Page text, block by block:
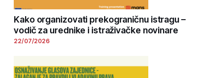
Kako organizovati prekograničnu istragu –
vodič za urednike i istraživačke novinare
22/07/2026